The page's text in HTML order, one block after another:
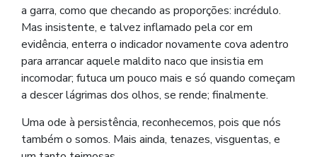
a garra, como que checando as proporções: incrédulo.
Mas insistente, e talvez inflamado pela cor em
evidência, enterra o indicador novamente cova adentro
para arrancar aquele maldito naco que insistia em
incomodar; futuca um pouco mais e só quando começam
a descer lágrimas dos olhos, se rende; finalmente.
Uma ode à persistência, reconhecemos, pois que nós
também o somos. Mais ainda, tenazes, visguentas, e